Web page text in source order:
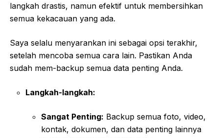
langkah drastis, namun efektif untuk membersihkan
semua kekacauan yang ada.
Saya selalu menyarankan ini sebagai opsi terakhir,
setelah mencoba semua cara lain. Pastikan Anda
sudah mem-backup semua data penting Anda.
Langkah-langkah:
Sangat Penting: Backup semua foto, video,
kontak, dokumen, dan data penting lainnya